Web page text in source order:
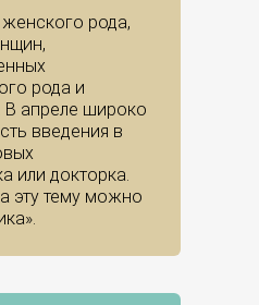
рода,
рода и
В апреле широко
введения в
или докторка.
эту тему можно